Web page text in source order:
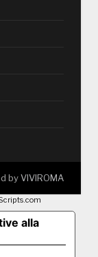
byVIVIROMA
alla